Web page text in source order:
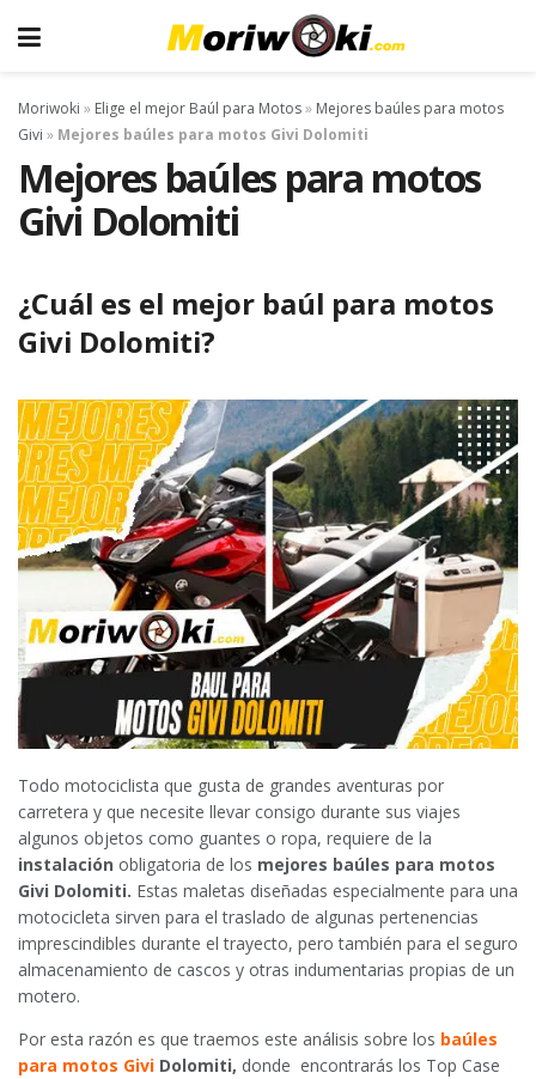
Moriwoki » Elige el mejor Baúl para Motos» Mejores baúles para motos
Givi » Mejores baúles para motos Givi Dolomiti
Mejores baúles para motos
Givi Dolomiti
¿Cuál es el mejor baúl para motos
Givi Dolomiti?
Todo motociclista que gusta de grandes aventuras por
carretera y que necesite llevar consigo durante sus viajes
algunos objetos como guantes o ropa, requiere de la
instalación obligatoria de los mejores baúles para motos
Givi Dolomiti. Estas maletas diseñadas especialmente para una
motocicleta sirven para el traslado de algunas pertenencias
imprescindibles durante el trayecto, pero también para el seguro
almacenamiento de cascos y otras indumentarias propias de un
motero.
Por esta razón es que traemos este análisis sobre los baúles
para motos Givi Dolomiti, donde encontrarás los Top Case